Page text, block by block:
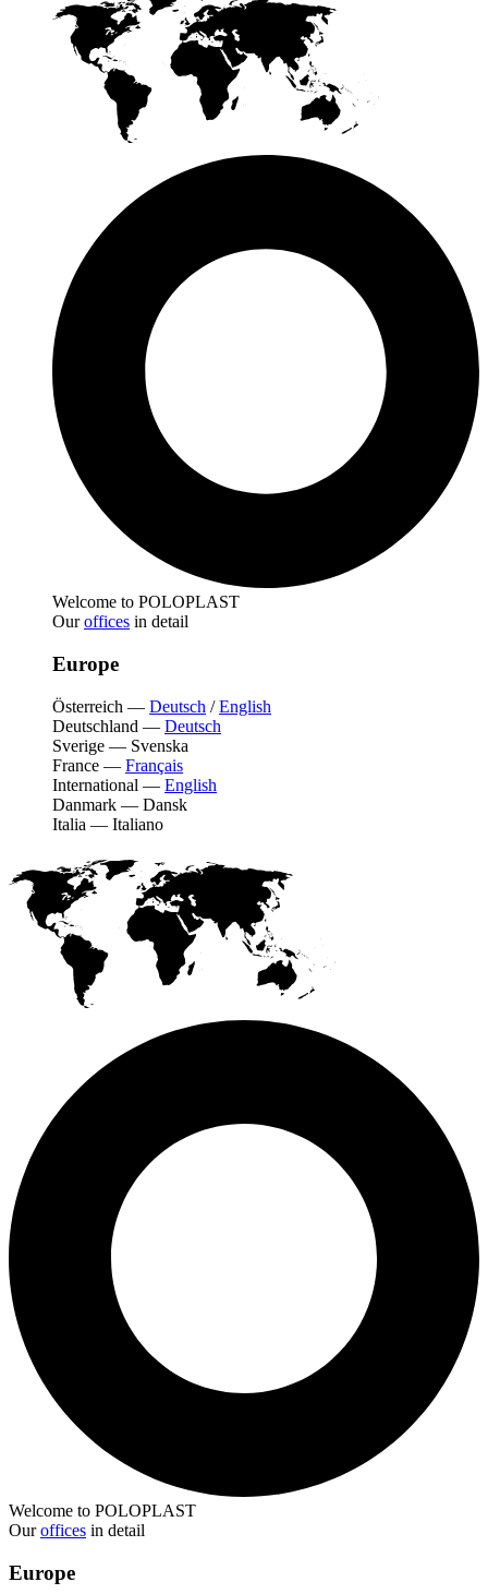
Welcome to POLOPLAST
Ouroffices in detail
Europe
Österreich — Deutsch /English
Deutschland — Deutsch
Sverige — Svenska
France — Français
International — English
Danmark — Dansk
Italia — Italiano
Welcome to POLOPLAST
Ouroffices in detail
Europe